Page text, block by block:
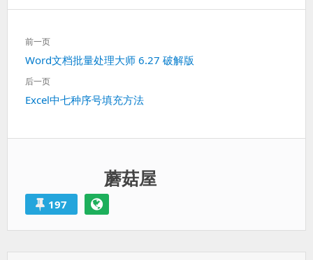
文
章
导
航
前一页
上
一
Word文档批量处理大师 6.27 破解版
后一页
下
Excel中七种序号填充方法
蘑菇屋
197